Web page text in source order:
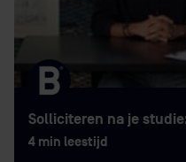
Solliciteren na je
4 min leestijd